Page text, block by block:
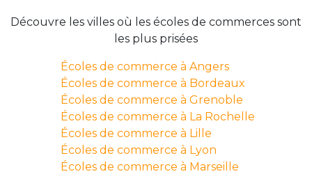
Découvre les villes où les écoles de commerces sont
les plus prisées
Écoles de commerce à Angers
Écoles de commerce à Bordeaux
Écoles de commerce à Grenoble
Écoles de commerce à La Rochelle
Écoles de commerce à Lille
Écoles de commerce à Lyon
Écoles de commerce à Marseille